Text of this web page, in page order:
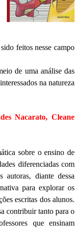
feitos nesse campo
de uma análise das
na natureza
Nacarato, Cleane
sobre o ensino de
diferenciadas com
autoras, diante dessa
para explorar os
escritas dos alunos.
contribuir tanto para o
que ensinam